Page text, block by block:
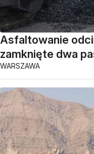
Asfaltowanie
zamknięte dwa
WARSZAWA